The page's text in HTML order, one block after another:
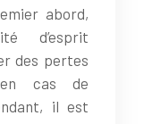
abord,
d’esprit
des pertes
en cas de
il est